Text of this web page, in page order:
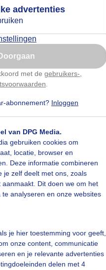
advertenties
met de gebruikers-
abonnement? Inloggen
van DPG Media.
gebruiken cookies om
locatie, browser en
Deze informatie combineren
je zelf deelt met ons, zoals
Dit doen we om het
analyseren en onze websites
je hier toestemming voor geeft,
onze content, communicatie
en je relevante advertenties
delen met 4
17-05-2026, 36x bekeken
deze toestemming
wordt.
toon de popup
misschien later
je niet elke dag deze pop-up
dit aan te passen